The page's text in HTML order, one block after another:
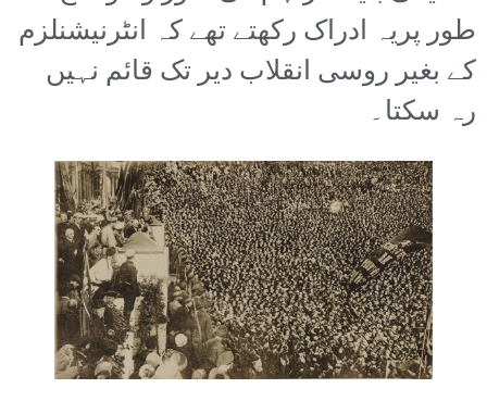
طور پریہ ادراک رکھتے تھے کہ انٹرنیشنلزم
کے بغیر روسی انقلاب دیر تک قائم نہیں
رہ سکتا۔